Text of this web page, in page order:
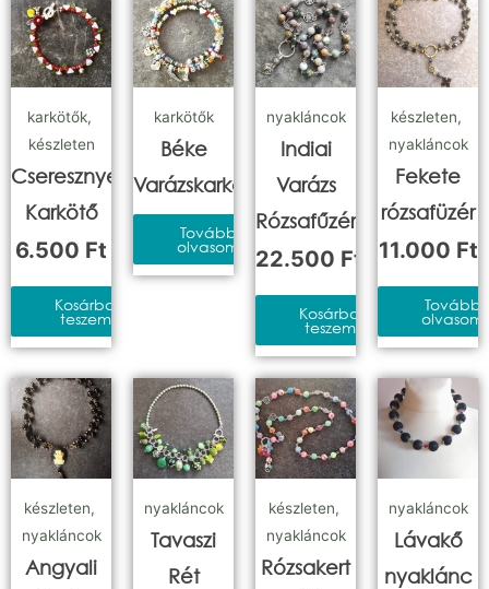
karkötők,
készleten
Cseresznyevirág
Karkötő
6.500 Ft
Kosárba
teszem
karkötők
Béke
Varázskarkötő
Tovább
olvasom
nyakláncok
Indiai
Varázs
Rózsafűzér
22.500 Ft
Kosárba
teszem
készleten,
nyakláncok
Fekete
rózsafüzér
11.000 Ft
Tovább
olvasom
készleten,
nyakláncok
Angyali
nyakláncok
Tavaszi
Rét
készleten,
nyakláncok
Rózsakert
nyakláncok
Lávakő
nyaklánc